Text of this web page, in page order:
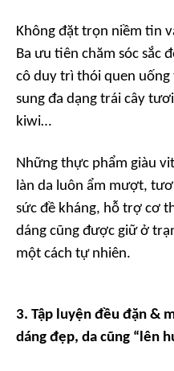
Không đặt trọn niềm tin
Ba ưu tiên chăm sóc sắc
cô duy trì thói quen
sung đa dạng trái cây
kiwi…
Những thực phẩm giàu
làn da luôn ẩm mượt,
sức đề kháng, hỗ trợ cơ
dáng cũng được giữ ở
một cách tự nhiên.
3. Tập luyện đều đặn &
dáng đẹp, da cũng “lên